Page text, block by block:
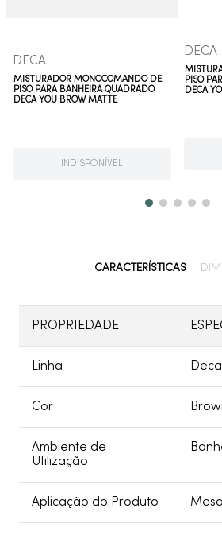
DECA
MISTURADOR MONOCOMANDO DE
PISO PARA BANHEIRA QUADRADO
DECA YOU BROW MATTE
INDISPONÍVEL
DECA
PISO
DECA
CARACTERÍSTICAS
PROPRIEDADE
Linha
Cor
Ambiente de
Utilização
Aplicação do Produto Mesa